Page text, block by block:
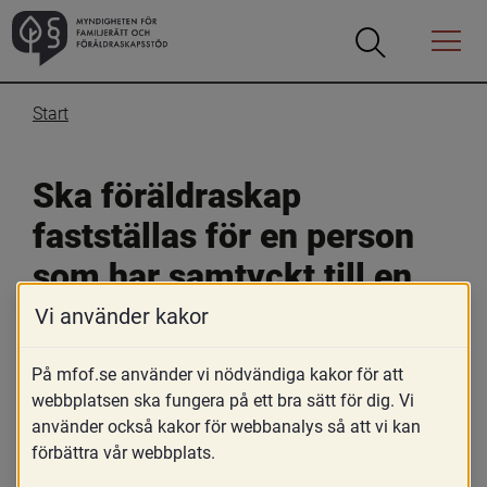
Öppna
Öppna
Menyn
Start
Ska föräldraskap
fastställas för en person
som har samtyckt till en
assisterad befruktning
trots att de inte var
sambor vid
befruktningstillfället?
Vi använder kakor
På mfof.se använder vi nödvändiga kakor för att
webbplatsen ska fungera på ett bra sätt för dig. Vi
använder också kakor för webbanalys så att vi kan
förbättra vår webbplats.